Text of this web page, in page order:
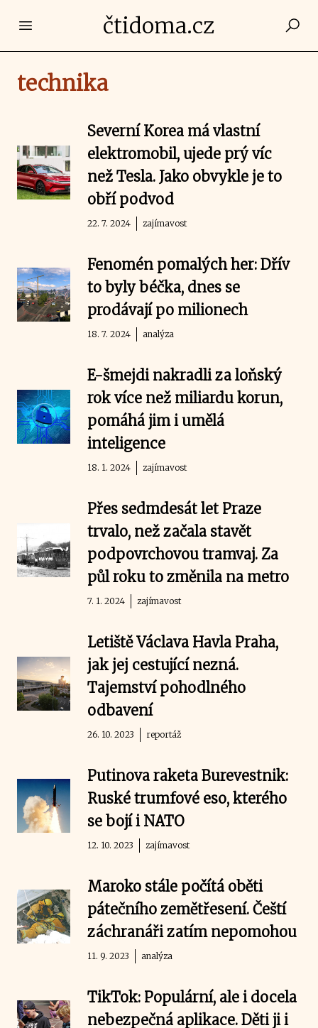
Open main menučtidoma.cz
technika
Severní Korea má vlastní
elektromobil, ujede prý víc
než Tesla. Jako obvykle je to
obří podvod
22. 7. 2024 zajímavost
Fenomén pomalých her: Dřív
to byly béčka, dnes se
prodávají po milionech
18. 7. 2024 analýza
E-šmejdi nakradli za loňský
rok více než miliardu korun,
pomáhá jim i umělá
inteligence
18. 1. 2024 zajímavost
Přes sedmdesát let Praze
trvalo, než začala stavět
podpovrchovou tramvaj. Za
půl roku to změnila na metro
7. 1. 2024 zajímavost
Letiště Václava Havla Praha,
jak jej cestující nezná.
Tajemství pohodlného
odbavení
26. 10. 2023 reportáž
Putinova raketa Burevestnik:
Ruské trumfové eso, kterého
se bojí i NATO
12. 10. 2023 zajímavost
Maroko stále počítá oběti
pátečního zemětřesení. Čeští
záchranáři zatím nepomohou
11. 9. 2023 analýza
TikTok: Populární, ale i docela
nebezpečná aplikace. Děti ji i